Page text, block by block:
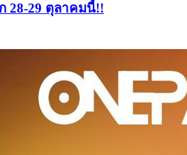
28-29 ตุลาคมนี้!!